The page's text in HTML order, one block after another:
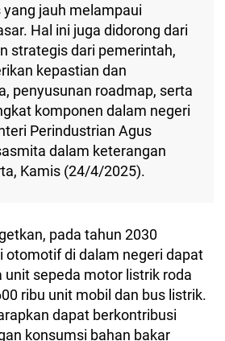
jauh melampaui
Hal ini juga didorong dari
strategis dari pemerintah,
kepastian dan
penyusunan roadmap, serta
komponen dalam negeri
Perindustrian Agus
dalam keterangan
Kamis (24/4/2025).
pada tahun 2030
otomotif di dalam negeri dapat
sepeda motor listrik roda
ribu unit mobil dan bus listrik.
dapat berkontribusi
konsumsi bahan bakar